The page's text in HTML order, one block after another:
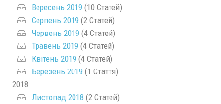
Вересень 2019 (10 Статей)
Серпень 2019 (2 Статей)
Червень 2019 (4 Статей)
Травень 2019 (4 Статей)
Квітень 2019 (4 Статей)
Березень 2019 (1 Стаття)
2018
Листопад 2018 (2 Статей)